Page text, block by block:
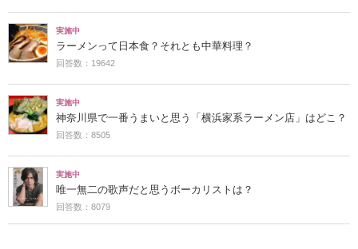
実施中
ラーメンって日本食？それとも中華料理？
回答数：19642
実施中
神奈川県で一番うまいと思う「横浜家系ラーメン店」はどこ？
回答数：8505
実施中
唯一無二の歌声だと思うボーカリストは？
回答数：8079